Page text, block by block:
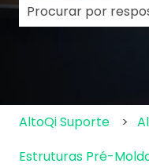
Não há
AltoQi Suporte
Estruturas Pré-